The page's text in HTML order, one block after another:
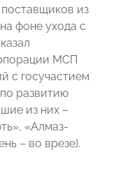
из
фоне ухода с
МСП
с госучастием
развитию
из них –
«Алмаз-
– во врезе).